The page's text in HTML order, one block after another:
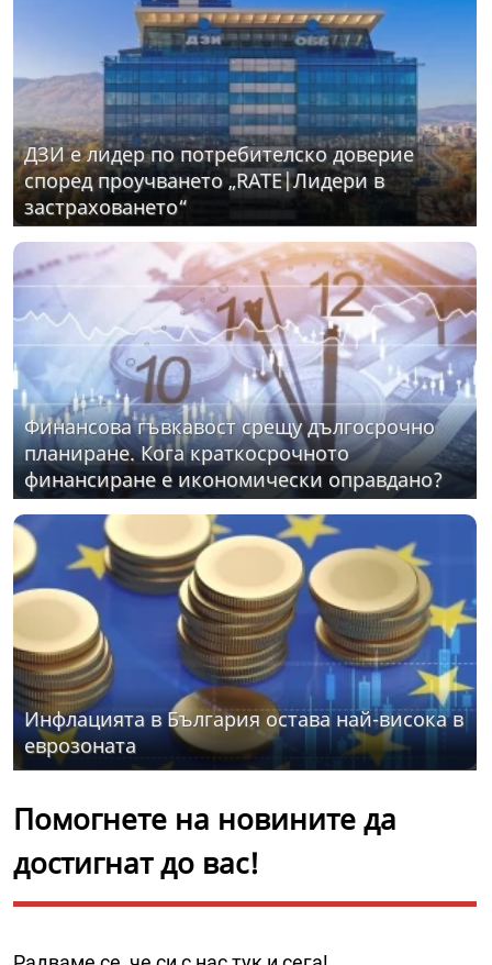
ДЗИ е лидер по потребителско доверие
според проучването „RATE|Лидери в
застраховането“
Финансова гъвкавост срещу дългосрочно
планиране. Кога краткосрочното
финансиране е икономически оправдано?
Инфлацията в България остава най-висока в
еврозоната
Помогнете на новините да
достигнат до вас!